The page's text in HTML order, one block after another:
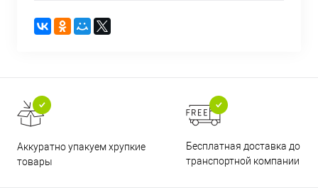
Аккуратно упакуем хрупкие
товары
Бесплатная доставка до
транспортной компании